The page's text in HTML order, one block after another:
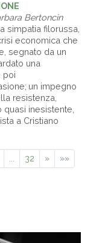
Bertoncin
simpatia filorussa,
economica che
segnato da un
una
poi
un impegno
resistenza,
quasi inesistente,
a Cristiano
32 » »»